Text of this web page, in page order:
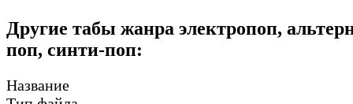
Другие табы жанра электропоп,
поп, синти-поп:
Название